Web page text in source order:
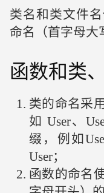
类名和类文件
命名（首字母大
函数和类
类的命名采
如 User、
缀，例如
User；
函数的命名